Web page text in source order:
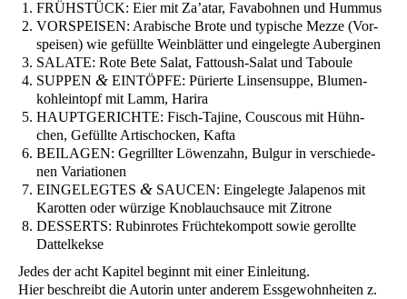
FRÜHSTÜCK: Eier mit Za’a­tar, Fav­a­boh­nen und Hummus
VORSPEISEN: Ara­bi­sche Bro­te und typi­sche Mez­ze (Vor­
spei­sen) wie gefüll­te Wein­blät­ter und ein­ge­leg­te Auberginen
SALATE: Rote Bete Salat, Fat­toush-Salat und Taboule
SUPPEN & EINTÖPFE: Pürier­te Lin­sen­sup­pe, Blu­men­
kohl­ein­topf mit Lamm, Harira
HAUPTGERICHTE: Fisch-Taji­ne, Cous­cous mit Hühn­
chen, Gefüll­te Arti­scho­cken, Kafta
BEILAGEN: Gegrill­ter Löwen­zahn, Bul­gur in ver­schie­de­
nen Variationen
EINGELEGTES & SAUCEN: Ein­ge­leg­te Jala­pe­nos mit
Karot­ten oder wür­zi­ge Knob­lauch­sauce mit Zitrone
DESSERTS: Rubin­ro­tes Früch­te­kom­pott sowie geroll­te
Dattelkekse
Jedes der acht Kapi­tel beginnt mit einer Ein­lei­tung.
Hier beschreibt die Autorin unter ande­rem Ess­ge­wohn­hei­ten z.